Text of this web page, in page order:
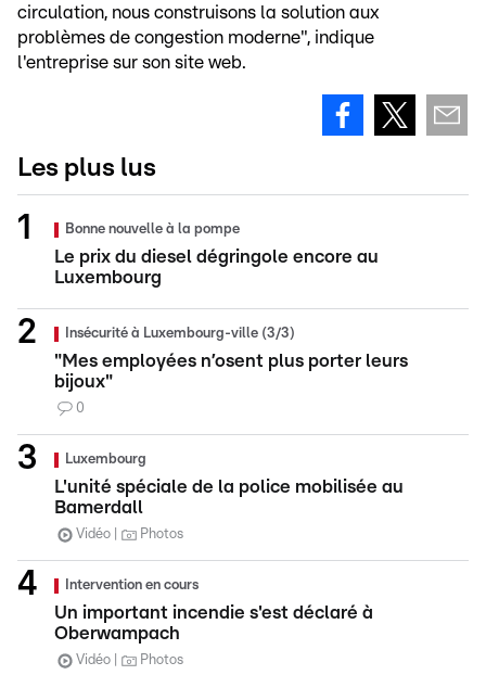
circulation, nous construisons la solution aux
problèmes de congestion moderne", indique
l'entreprise sur son site web.
Les plus lus
Bonne nouvelle à la pompe
Le prix du diesel dégringole encore au
Luxembourg
Insécurité à Luxembourg-ville (3/3)
"Mes employées n’osent plus porter leurs
bijoux"
0
Luxembourg
L'unité spéciale de la police mobilisée au
Bamerdall
Vidéo Photos
Intervention en cours
Un important incendie s'est déclaré à
Oberwampach
Vidéo Photos